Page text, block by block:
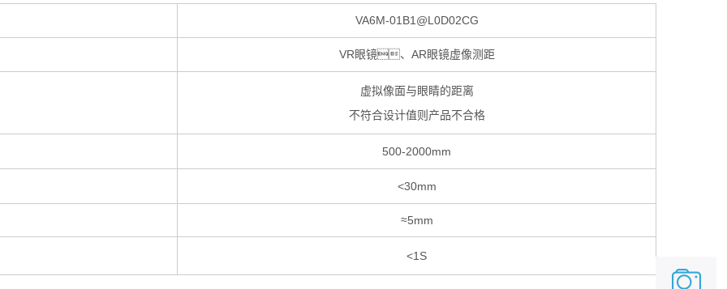
VA6M-01B1@L0D02CG
VR眼镜、AR眼镜虚像测距
虚拟像面与眼睛的距离
不符合设计值则产品不合格
500-2000mm
<30mm
≈5mm
<1S